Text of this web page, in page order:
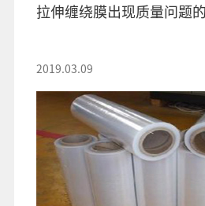
拉伸缠绕膜出现质量问题
2019.03.09